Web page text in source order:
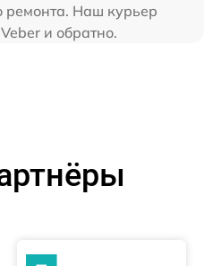
ремонта. Наш курьер
и обратно.